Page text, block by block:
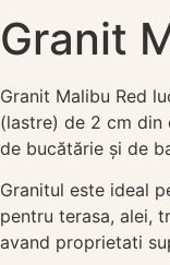
Granit
Granit Malibu Red
(lastre) de 2 cm din
de bucătărie și de
Granitul este ideal
pentru terasa, alei,
avand proprietati